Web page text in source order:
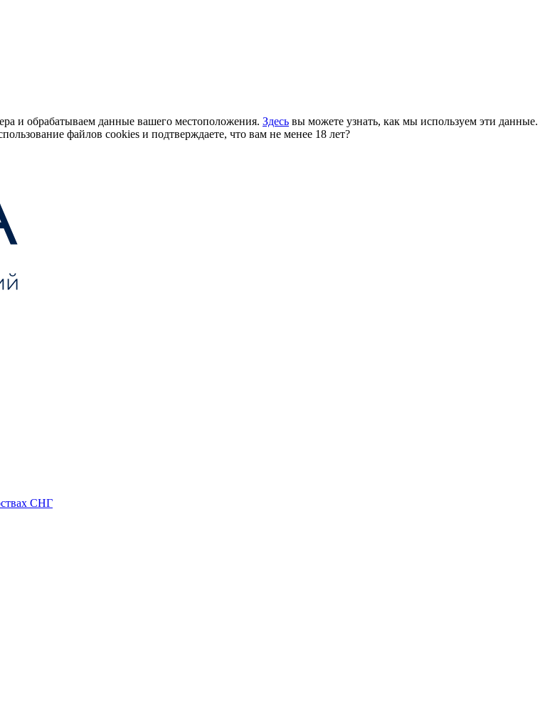
и обрабатываем данные вашего местоположения. Здесь вы можете узнать, как мы используем эти данные.
файлов cookies и подтверждаете, что вам не менее 18 лет?
СНГ